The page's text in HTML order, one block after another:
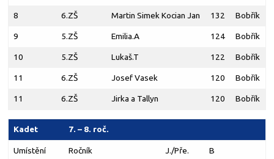
8 6.ZŠ Martin Simek Kocian Jan 132 Bobřík
9 5.ZŠ Emilia.A 124 Bobřík
10 5.ZŠ Lukaš.T 122 Bobřík
11 6.ZŠ Josef Vasek 120 Bobřík
11 6.ZŠ Jirka a Tallyn 120 Bobřík
Kadet 7. – 8. roč.
Umístění Ročník J./Pře. B